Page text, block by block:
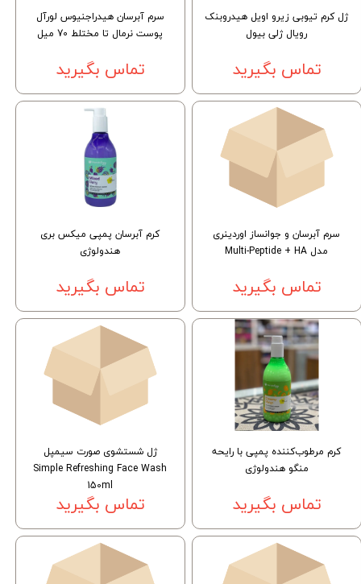
ژل کرم تیوبی زیرو اویل هیدروبنک
رویال ژلی بیول
تماس بگیرید
سرم آبرسان هیدراجنیوس لورآل
پوست نرمال تا مختلط 70 میل
تماس بگیرید
سرم آبرسان و جوانساز اوردینری
مدل Multi-Peptide + HA
تماس بگیرید
کرم آبرسان پمپی میکس بری
هندولوژی
تماس بگیرید
کرم مرطوب‌کننده پمپی با رایحه
منگو هندولوژی
تماس بگیرید
ژل شستشوی صورت سیمپل
Simple Refreshing Face Wash
150ml
تماس بگیرید